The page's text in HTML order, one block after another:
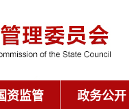
资监管 政务公开